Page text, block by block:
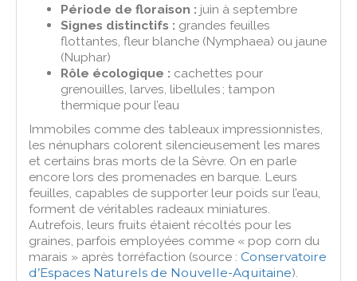
Période de floraison : juin à septembre
Signes distinctifs : grandes feuilles
flottantes, fleur blanche (Nymphaea) ou jaune
(Nuphar)
Rôle écologique : cachettes pour
grenouilles, larves, libellules ; tampon
thermique pour l’eau
Immobiles comme des tableaux impressionnistes,
les nénuphars colorent silencieusement les mares
et certains bras morts de la Sèvre. On en parle
encore lors des promenades en barque. Leurs
feuilles, capables de supporter leur poids sur l’eau,
forment de véritables radeaux miniatures.
Autrefois, leurs fruits étaient récoltés pour les
graines, parfois employées comme « pop corn du
marais » après torréfaction (source :Conservatoire
d’Espaces Naturels de Nouvelle-Aquitaine).